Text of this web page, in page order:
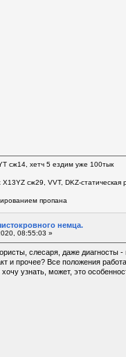
сж14, хетч 5 ездим уже 100тык
сж29, VVT, DKZ-статическая
пропана
немца.
08:55:03 »
слесаря, даже диагносты
и прочее? Все положения
узнать, может, это